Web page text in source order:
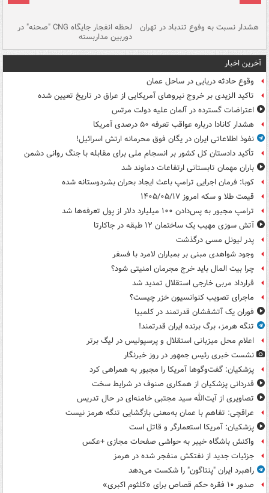
هشدار نسبت به وفوع تندباد در تهران لحظه انفجار جایگاه CNG "صحنه" در
دوربین مداربسته
آخرین اخبار
وقوع حادثه دریایی در ساحل عمان
تاکید الزیدی بر خروج نیروهای آمریکایی از عراق در تاریخ تعیین شده
اعتراضات گسترده در آلمان علیه دولت مرتس
هشدار کانادا درباره عواقب تعرفه ۵۰ درصدی آمریکا
نفوذ اطلاعاتی ایران در یگان فوق محرمانه ارتش اسرائیل!
تأکید دادستان کل کشور بر انسجام ملی برای مقابله با جنگ روانی دشمن
باران مهمان تابستانی ارتفاعات دماوند شد
کوبا: فرمان اجرایی ترامپ باعث ایجاد بحران بشردوستانه شده
قیمت طلا و سکه امروز ۱۴۰۵/۰۵/۱۷
ترامپ مجبور به پس‌دادن ۱۰۰ میلیارد دلار از پول تعرفه‌ها شد
آتش سوزی مهیب یک ساختمان ۱۲ طبقه در جاکارتا
پدر لیونل مسی درگذشت
وجود شواهدی مبنی بر بمباران لامرد با فسفر
چرا بیت المال باید خرج مجرمان امنیتی شود؟
قرارداد مربی خارجی استقلال تمدید شد
ماجرای تصویب کنوانسیون خزر چیست؟
فوران یک آتشفشان قدرتمند در کلمبیا
تنگه هرمز، برگ برنده ایران قدرتمند!
اعلام محل میزبانی استقلال و پرسپولیس در لیگ برتر
نشست خبری رئیس جمهور در روز خبرنگار
پزشکیان: گفت‌وگوها آمریکا را مجبور به همراهی کرد
قدردانی پزشکیان از همکاری صنوف در شرایط سخت
تصاویری از آیت‌الله سید مجتبی خامنه‌ای در حال تدریس
عراقچی: تفاهم با عمان به‌معنی بازگشایی تنگه هرمز نیست
پزشکیان: آمریکا استعمارگر و قاتل است
واکنش باشگاه خیبر به حواشی صفحات مجازی +عکس
جزئیات جدید از نفتکش منفجر شده در هرمز
راهبرد ایران "پنتاگون" را شکست می‌دهد
صدور ۱۰ فقره حکم قصاص برای «کلثوم اکبری»